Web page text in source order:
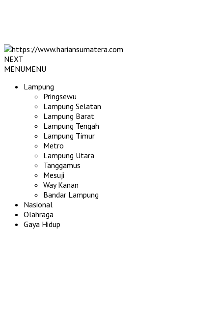
NEXT
MENUMENU
Lampung
Pringsewu
Lampung Selatan
Lampung Barat
Lampung Tengah
Lampung Timur
Metro
Lampung Utara
Tanggamus
Mesuji
Way Kanan
Bandar Lampung
Nasional
Olahraga
Gaya Hidup